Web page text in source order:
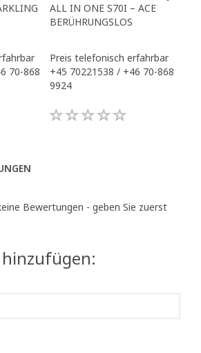
70-868
ALL IN ONE S70I – ACE
BERÜHRUNGSLOS
Preis telefonisch erfahrbar
+45 70221538 / +46 70-868
9924
Bewertungen - geben Sie zuerst